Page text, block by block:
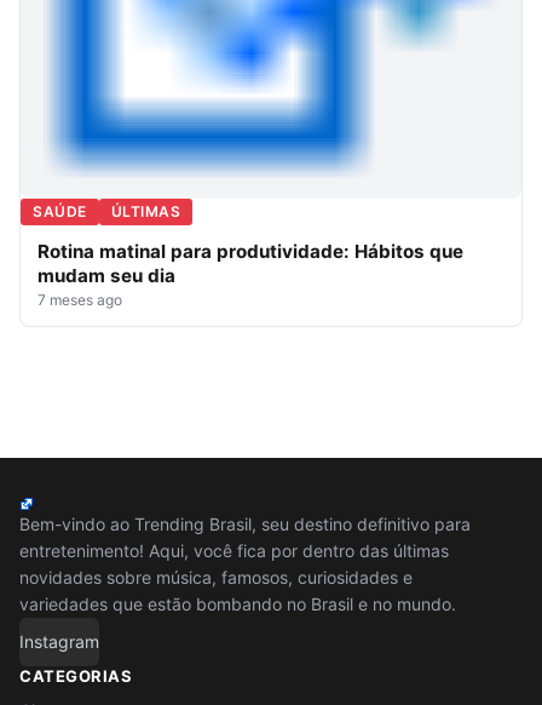
SAÚDE ÚLTIMAS
Rotina matinal para produtividade: Hábitos que
mudam seu dia
7 meses ago
Bem-vindo ao Trending Brasil, seu destino definitivo para
entretenimento! Aqui, você fica por dentro das últimas
novidades sobre música, famosos, curiosidades e
variedades que estão bombando no Brasil e no mundo.
Instagram
CATEGORIAS